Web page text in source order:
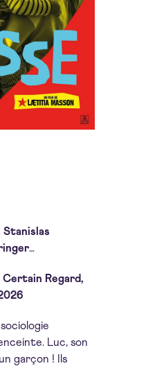
Stanislas
…
Certain Regard,
Luc, son
garçon ! Ils